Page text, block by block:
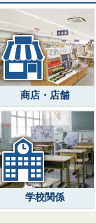
商店・店舗
学校関係